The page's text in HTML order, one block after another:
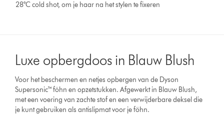
28°C cold shot, om je haar na het stylen te fixeren
Luxe opbergdoos in Blauw Blush
Voor het beschermen en netjes opbergen van de Dyson
Supersonic™ föhn en opzetstukken. Afgewerkt in Blauw Blush,
met een voering van zachte stof en een verwijderbare deksel die
je kunt gebruiken als antislipmat voor je föhn.